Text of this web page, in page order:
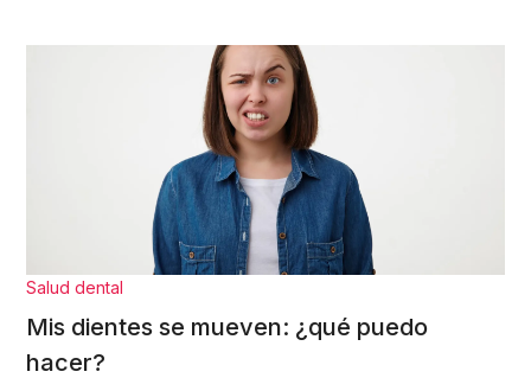
Salud dental
Mis dientes se mueven: ¿qué puedo
hacer?